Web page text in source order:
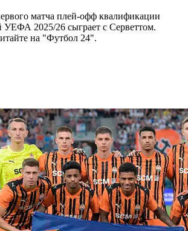
матча плей-офф квалификации
2025/26 сыграет с Серветтом.
на "Футбол 24".